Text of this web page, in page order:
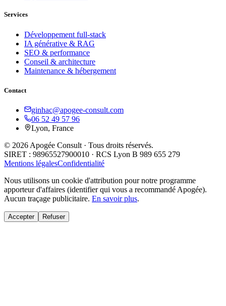
Services
Développement full-stack
IA générative & RAG
SEO & performance
Conseil & architecture
Maintenance & hébergement
Contact
ginhac@apogee-consult.com
06 52 49 57 96
Lyon, France
© 2026 Apogée Consult · Tous droits réservés.
SIRET : 98965527900010 · RCS Lyon B 989 655 279
Mentions légalesConfidentialité
Nous utilisons un cookie d'attribution pour notre programme
apporteur d'affaires (identifier qui vous a recommandé Apogée).
Aucun traçage publicitaire. En savoir plus.
Accepter Refuser